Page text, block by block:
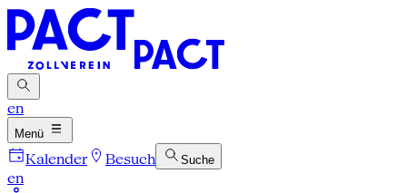
en
Menü
Kalender Besuch Suche
en